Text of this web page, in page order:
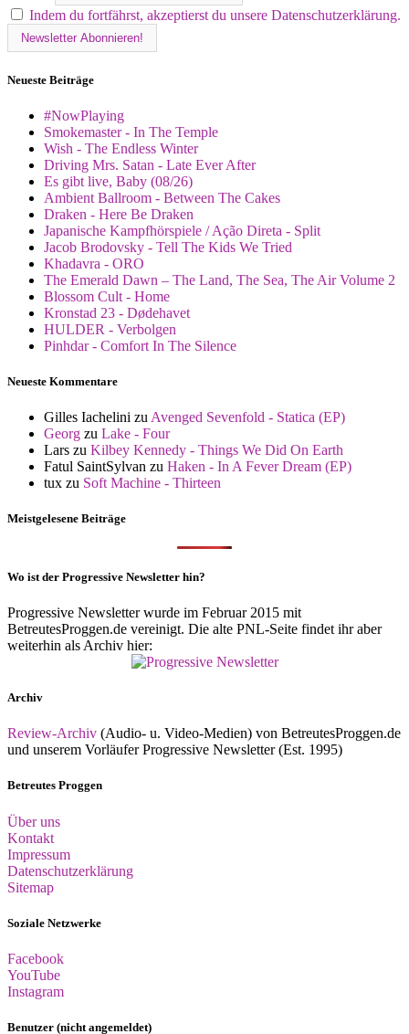
Indem du fortfährst, akzeptierst du unsere Datenschutzerklärung.
Neueste Beiträge
#NowPlaying
Smokemaster - In The Temple
Wish - The Endless Winter
Driving Mrs. Satan - Late Ever After
Es gibt live, Baby (08/26)
Ambient Ballroom - Between The Cakes
Draken - Here Be Draken
Japanische Kampfhörspiele / Ação Direta - Split
Jacob Brodovsky - Tell The Kids We Tried
Khadavra - ORO
The Emerald Dawn – The Land, The Sea, The Air Volume 2
Blossom Cult - Home
Kronstad 23 - Dødehavet
HULDER - Verbolgen
Pinhdar - Comfort In The Silence
Neueste Kommentare
Gilles Iachelini zu Avenged Sevenfold - Statica (EP)
Georg zu Lake - Four
Lars zu Kilbey Kennedy - Things We Did On Earth
Fatul SaintSylvan zu Haken - In A Fever Dream (EP)
tux zu Soft Machine - Thirteen
Meistgelesene Beiträge
Wo ist der Progressive Newsletter hin?
Progressive Newsletter wurde im Februar 2015 mit
BetreutesProggen.de vereinigt. Die alte PNL-Seite findet ihr aber
weiterhin als Archiv hier:
Archiv
Review-Archiv (Audio- u. Video-Medien) von BetreutesProggen.de
und unserem Vorläufer Progressive Newsletter (Est. 1995)
Betreutes Proggen
Über uns
Kontakt
Impressum
Datenschutzerklärung
Sitemap
Soziale Netzwerke
Facebook
YouTube
Instagram
Benutzer (nicht angemeldet)